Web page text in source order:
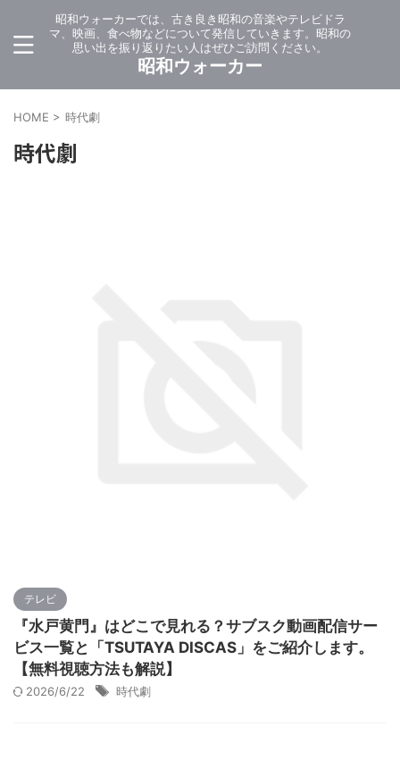
昭和ウォーカーでは、古き良き昭和の音楽やテレビドラ
マ、映画、食べ物などについて発信していきます。昭和の
思い出を振り返りたい人はぜひご訪問ください。
昭和ウォーカー
HOME > 時代劇
時代劇
テレビ
『水戸黄門』はどこで見れる？サブスク動画配信サー
ビス一覧と「TSUTAYA DISCAS」をご紹介します。
【無料視聴方法も解説】
2026/6/22 時代劇